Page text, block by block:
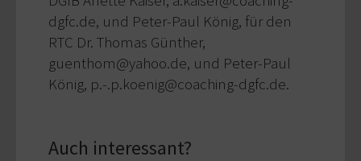
dgfc.de, und Peter-Paul König, für den
RTC Dr. Thomas Günther,
guenthom@yahoo.de, und Peter-Paul
König, p.-.p.koenig@coaching-dgfc.de.
Auch interessant?